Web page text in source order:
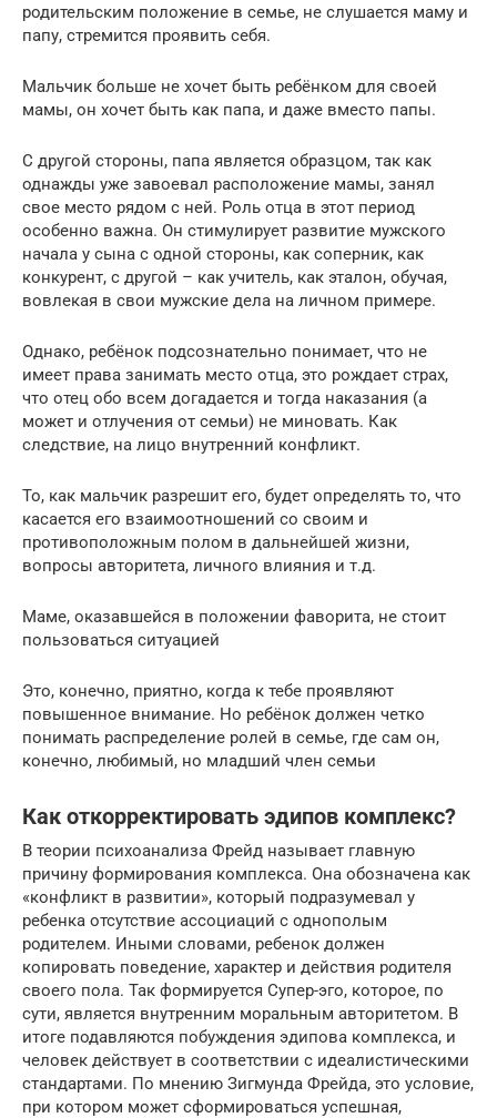
родительским положение в семье, не слушается маму и
папу, стремится проявить себя.
Мальчик больше не хочет быть ребёнком для своей
мамы, он хочет быть как папа, и даже вместо папы.
С другой стороны, папа является образцом, так как
однажды уже завоевал расположение мамы, занял
свое место рядом с ней. Роль отца в этот период
особенно важна. Он стимулирует развитие мужского
начала у сына с одной стороны, как соперник, как
конкурент, с другой – как учитель, как эталон, обучая,
вовлекая в свои мужские дела на личном примере.
Однако, ребёнок подсознательно понимает, что не
имеет права занимать место отца, это рождает страх,
что отец обо всем догадается и тогда наказания (а
может и отлучения от семьи) не миновать. Как
следствие, на лицо внутренний конфликт.
То, как мальчик разрешит его, будет определять то, что
касается его взаимоотношений со своим и
противоположным полом в дальнейшей жизни,
вопросы авторитета, личного влияния и т.д.
Маме, оказавшейся в положении фаворита, не стоит
пользоваться ситуацией
Это, конечно, приятно, когда к тебе проявляют
повышенное внимание. Но ребёнок должен четко
понимать распределение ролей в семье, где сам он,
конечно, любимый, но младший член семьи
Как откорректировать эдипов комплекс?
В теории психоанализа Фрейд называет главную
причину формирования комплекса. Она обозначена как
«конфликт в развитии», который подразумевал у
ребенка отсутствие ассоциаций с однополым
родителем. Иными словами, ребенок должен
копировать поведение, характер и действия родителя
своего пола. Так формируется Супер-эго, которое, по
сути, является внутренним моральным авторитетом. В
итоге подавляются побуждения эдипова комплекса, и
человек действует в соответствии с идеалистическими
стандартами. По мнению Зигмунда Фрейда, это условие,
при котором может сформироваться успешная,